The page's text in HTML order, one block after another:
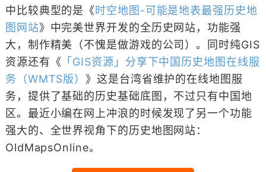
中比较典型的是《时空地图-可能是地表最强历史地
图网站》中完美世界开发的全历史网站，功能强
大，制作精美（不愧是做游戏的公司）。同时纯GIS
资源还有《 「GIS资源」分享下中国历史地图在线服
务（WMTS版） 》这是台湾省维护的在线地图服
务，提供了基础的历史基础底图，不过只有中国地
区。最近小编在网上冲浪的时候发现了另一个功能
强大的、全世界视角下的历史地图网站：
OldMapsOnline。